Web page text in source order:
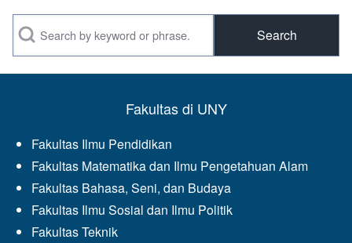
Search
Fakultas di UNY
Fakultas Ilmu Pendidikan
Fakultas Matematika dan Ilmu Pengetahuan Alam
Fakultas Bahasa, Seni, dan Budaya
Fakultas Ilmu Sosial dan Ilmu Politik
Fakultas Teknik